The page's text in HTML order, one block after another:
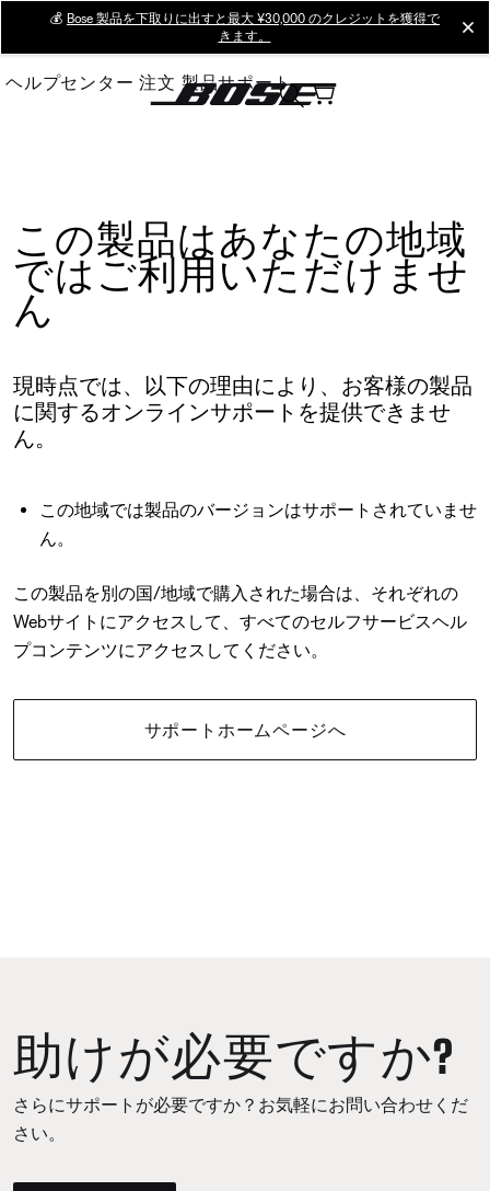
Main
💰 Bose 製品を下取りに出すと最大 ¥30,000 のクレジットを獲得で
きます。
ヘルプセンター 注文 製品サポート
この製品はあなたの地域
ではご利用いただけませ
ん
現時点では、以下の理由により、お客様の製品
に関するオンラインサポートを提供できませ
ん。
この地域では製品のバージョンはサポートされていませ
ん。
この製品を別の国/地域で購入された場合は、それぞれの
Webサイトにアクセスして、すべてのセルフサービスヘル
プコンテンツにアクセスしてください。
サポートホームページへ
助けが必要ですか?
さらにサポートが必要ですか？お気軽にお問い合わせくだ
さい。